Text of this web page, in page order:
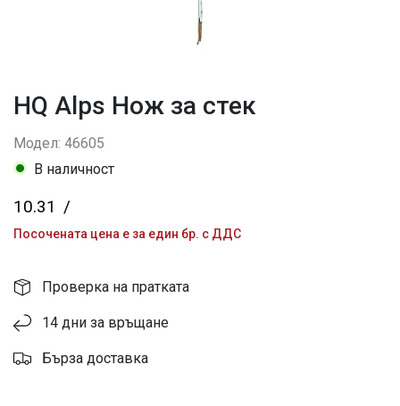
HQ Alps Нож за стек
Модел: 46605
В наличност
/
10.31
Посочената цена е за един бр. с ДДС
Проверка на пратката
14 дни за връщане
Бърза доставка